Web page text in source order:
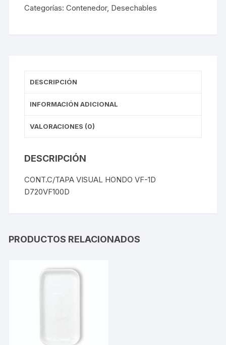
Vf-
Categorías:Contenedor, Desechables
DESCRIPCIÓN
INFORMACIÓN ADICIONAL
VALORACIONES (0)
DESCRIPCIÓN
CONT.C/TAPA VISUAL HONDO VF-1D
D720VF100D
PRODUCTOS RELACIONADOS